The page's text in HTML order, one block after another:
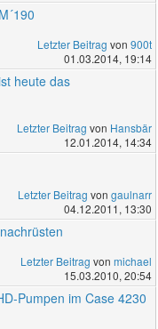
Letzter Beitrag von 900t
01.03.2014, 19:14
heute das
Letzter Beitrag von Hansbär
12.01.2014, 14:34
Letzter Beitrag von gaulnarr
04.12.2011, 13:30
Letzter Beitrag von michael
15.03.2010, 20:54
Pumpen im Case 4230